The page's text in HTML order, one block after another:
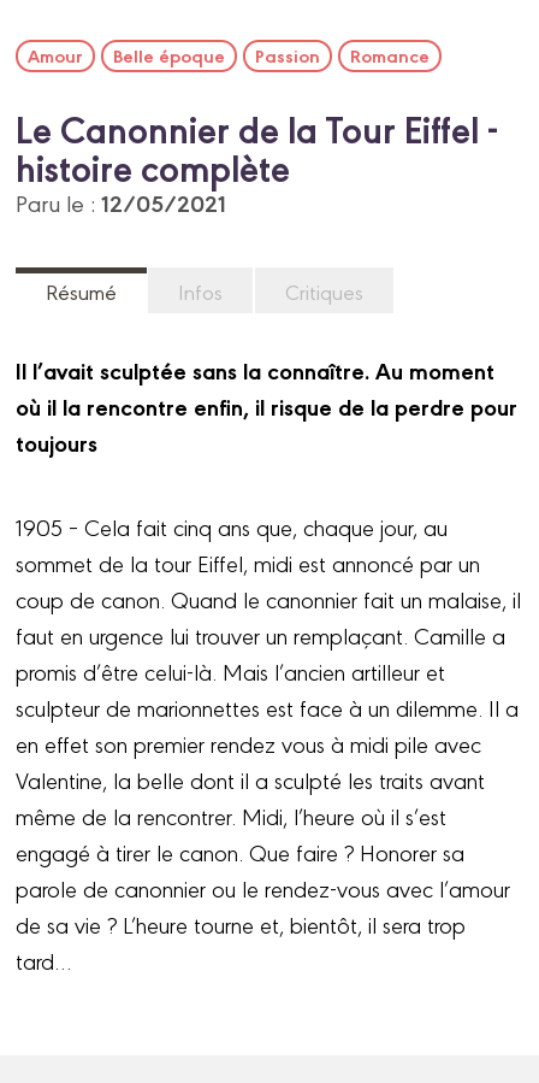
Amour Belle époque Passion Romance
Le Canonnier de la Tour Eiffel -
histoire complète
Paru le :12/05/2021
Résumé Infos Critiques
Il l’avait sculptée sans la connaître. Au moment
où il la rencontre enfin, il risque de la perdre pour
toujours
1905 – Cela fait cinq ans que, chaque jour, au
sommet de la tour Eiffel, midi est annoncé par un
coup de canon. Quand le canonnier fait un malaise, il
faut en urgence lui trouver un remplaçant. Camille a
promis d’être celui-là. Mais l’ancien artilleur et
sculpteur de marionnettes est face à un dilemme. Il a
en effet son premier rendez vous à midi pile avec
Valentine, la belle dont il a sculpté les traits avant
même de la rencontrer. Midi, l’heure où il s’est
engagé à tirer le canon. Que faire ? Honorer sa
parole de canonnier ou le rendez-vous avec l’amour
de sa vie ? L’heure tourne et, bientôt, il sera trop
tard…